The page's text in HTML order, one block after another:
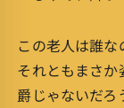
この老人は誰
それともまさか
爵じゃないだろ